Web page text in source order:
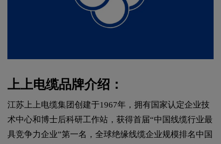
上上电缆品牌介绍：
江苏上上电缆集团创建于1967年，拥有国家认定企业技
术中心和博士后科研工作站，获得首届“中国线缆行业最
具竞争力企业”第一名，全球绝缘线缆企业规模排名中国